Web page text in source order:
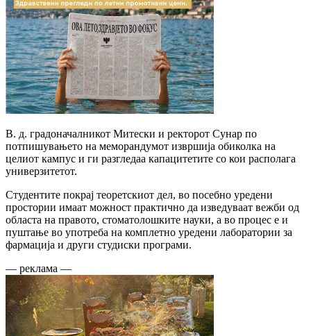
В. д. градоначалникот Митески и ректорот Сунар по
потпишувањето на меморандумот извршија обиколка на
целиот кампус и ги разгледаа капацитетите со кои располага
универзитетот.
Студентите покрај теоретскиот дел, во посебно уредени
простории имаат можност практично да изведуваат вежби од
областа на правото, стоматолошките науки, а во процес е и
пуштање во употреба на комплетно уредени лаборатории за
фармација и други студиски програми.
— реклама —